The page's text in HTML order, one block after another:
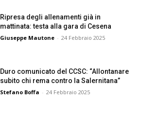
Ripresa degli allenamenti già in
mattinata: testa alla gara di Cesena
Giuseppe Mautone - 24 Febbraio 2025
Duro comunicato del CCSC: “Allontanare
subito chi rema contro la Salernitana”
Stefano Boffa - 24 Febbraio 2025